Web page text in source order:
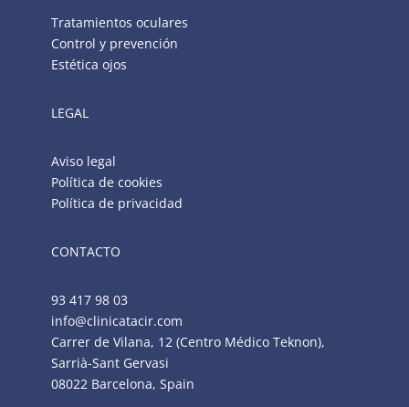
Tratamientos oculares
Control y prevención
Estética ojos
LEGAL
Aviso legal
Política de cookies
Política de privacidad
CONTACTO
93 417 98 03
info@clinicatacir.com
Carrer de Vilana, 12 (Centro Médico Teknon),
Sarrià-Sant Gervasi
08022 Barcelona, Spain